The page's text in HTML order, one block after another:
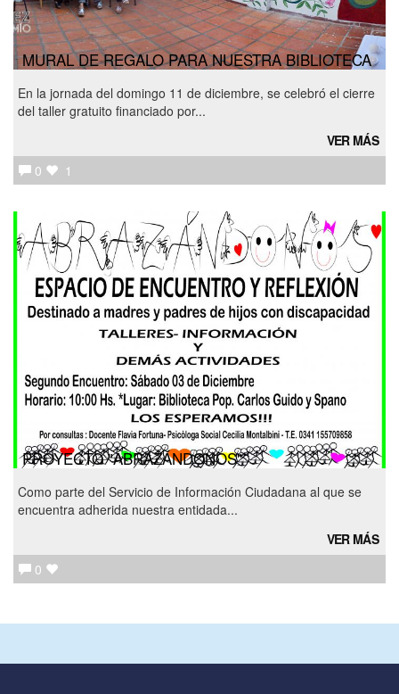
MURAL DE REGALO PARA NUESTRA BIBLIOTECA
En la jornada del domingo 11 de diciembre, se celebró el cierre
del taller gratuito financiado por...
VER MÁS
0
1
PROYECTO "ABRAZÁNDONOS"
Como parte del Servicio de Información Ciudadana al que se
encuentra adherida nuestra entidada...
VER MÁS
0